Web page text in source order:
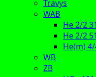
Travys
WAB
He 2/2
He 2/2
He(m)
WB
ZB